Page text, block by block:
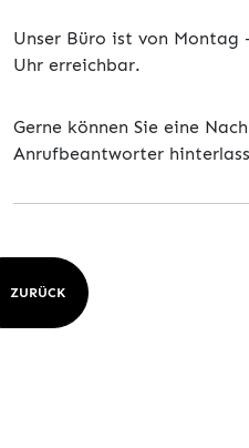
Unser Büro ist von
Uhr erreichbar.
Gerne können Sie eine
Anrufbeantworter
ZURÜCK